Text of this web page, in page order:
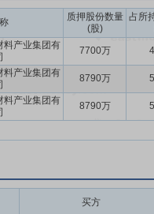
质押股份数量
(股)
占所
料产业集团有
7700万
料产业集团有
8790万
料产业集团有
8790万
买方